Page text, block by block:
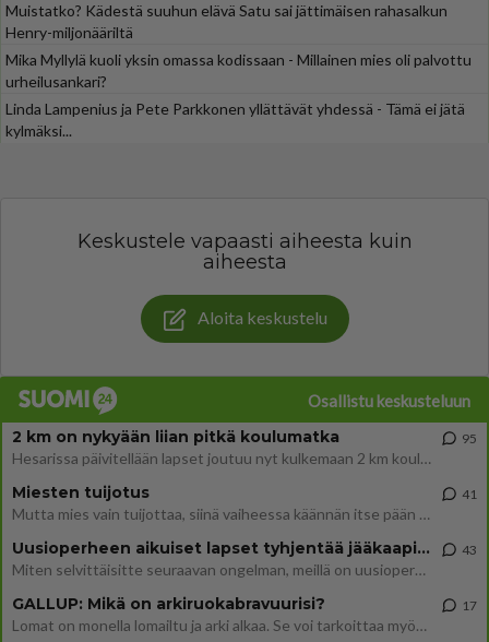
Muistatko? Kädestä suuhun elävä Satu sai jättimäisen rahasalkun
Henry-miljonääriltä
Mika Myllylä kuoli yksin omassa kodissaan - Millainen mies oli palvottu
urheilusankari?
Linda Lampenius ja Pete Parkkonen yllättävät yhdessä - Tämä ei jätä
kylmäksi...
Keskustele vapaasti aiheesta kuin
aiheesta
Aloita keskustelu
Osallistu keskusteluun
2 km on nykyään liian pitkä koulumatka
Hesarissa päivitellään lapset joutuu nyt kulkemaan 2 km kouluun jösses. Ruostefillarilla tuo matka menee vaikka miten äk
95
Miesten tuijotus
Mutta mies vain tuijottaa, siinä vaiheessa käännän itse pään pois. Mikä juttu? Yleensä jos joku tuijottaa tai katsoo, hä
41
Uusioperheen aikuiset lapset tyhjentää jääkaapin käydessään
Miten selvittäisitte seuraavan ongelman, meillä on uusioperhe, minulla teini-ikäiset lapset ja puolisolla aikuiset, jotk
43
GALLUP: Mikä on arkiruokabravuurisi?
Lomat on monella lomailtu ja arki alkaa. Se voi tarkoittaa myös sitä, että grillailut on grillattu ja palataan arjen ruo
17